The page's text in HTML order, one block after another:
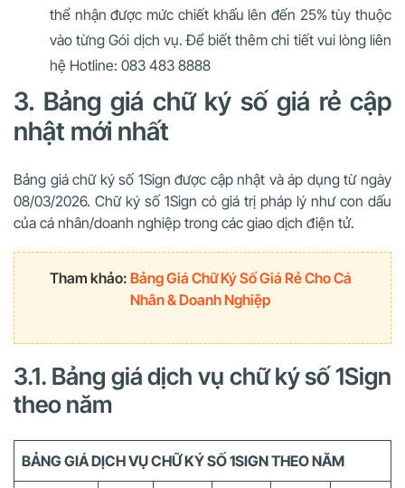
thể nhận được mức chiết khấu lên đến 25% tùy thuộc
vào từng Gói dịch vụ. Để biết thêm chi tiết vui lòng liên
hệ Hotline: 083 483 8888
3. Bảng giá chữ ký số giá rẻ cập
nhật mới nhất
Bảng giá chữ ký số 1Sign được cập nhật và áp dụng từ ngày
08/03/2026. Chữ ký số 1Sign có giá trị pháp lý như con dấu
của cá nhân/doanh nghiệp trong các giao dịch điện tử.
Tham khảo: Bảng Giá Chữ Ký Số Giá Rẻ Cho Cá
Nhân & Doanh Nghiệp
3.1. Bảng giá dịch vụ chữ ký số 1Sign
theo năm
BẢNG GIÁ DỊCH VỤ CHỮ KÝ SỐ 1SIGN THEO NĂM